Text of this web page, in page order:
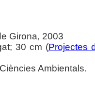
Girona, 2003
30 cm (Projectes
Ambientals.